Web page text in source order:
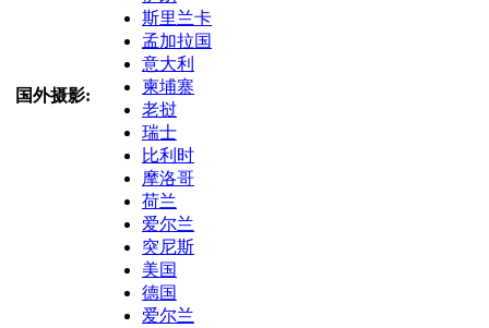
国外摄影:
斯里兰卡
孟加拉国
意大利
柬埔寨
老挝
瑞士
比利时
摩洛哥
荷兰
爱尔兰
突尼斯
美国
德国
爱尔兰